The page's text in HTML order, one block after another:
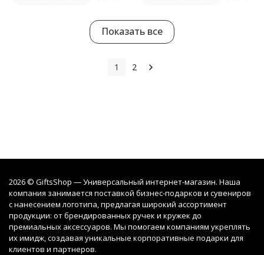
Показать все
1 2
2026 © GiftsShop — Универсальный интернет-магазин. Наша
компания занимается поставкой бизнес-подарков и сувениров
с нанесением логотипа, предлагая широкий ассортимент
продукции: от брендированных ручек и кружек до
премиальных аксессуаров. Мы помогаем компаниям укреплять
их имидж, создавая уникальные корпоративные подарки для
клиентов и партнеров.